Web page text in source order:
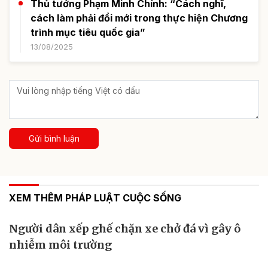
Thủ tướng Phạm Minh Chính: “Cách nghĩ,
cách làm phải đổi mới trong thực hiện Chương
trình mục tiêu quốc gia”
13/08/2025
Gửi bình luận
XEM THÊM PHÁP LUẬT CUỘC SỐNG
Người dân xếp ghế chặn xe chở đá vì gây ô
nhiễm môi trường